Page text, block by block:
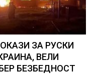
ЗА РУСКИ
ВЕЛИ
БЕЗБЕДНОСТ